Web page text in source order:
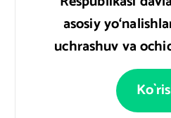
asosiy
uchrashuv va